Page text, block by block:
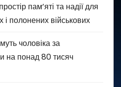
пам’яті та надії для
і полонених військових
чоловіка за
на понад 80 тисяч